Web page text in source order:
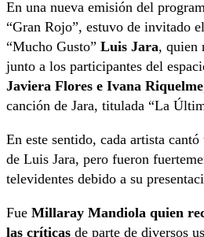
En una nueva emisión del
“Gran Rojo”, estuvo de invitado
“Mucho Gusto” Luis Jara, quien
junto a los participantes del
Javiera Flores e Ivana Riquelme
canción de Jara, titulada “La
En este sentido, cada artista
de Luis Jara, pero fueron
televidentes debido a su
Fue Millaray Mandiola quien
las críticas de parte de diversos